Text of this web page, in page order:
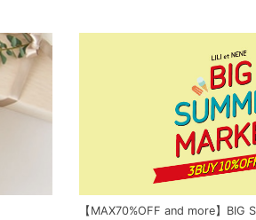
【MAX70%OFF and more】BIG